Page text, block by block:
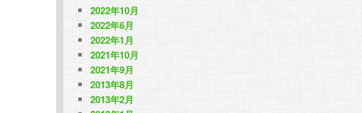
2022年10月
2022年6月
2022年1月
2021年10月
2021年9月
2013年8月
2013年2月